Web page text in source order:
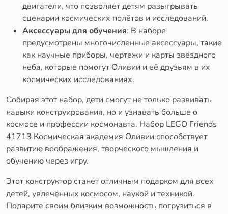
двигатели, что позволяет детям разыгрывать
сценарии космических полётов и исследований.
Аксессуары для обучения: В наборе
предусмотрены многочисленные аксессуары, такие
как научные приборы, чертежи и карты звёздного
неба, которые помогут Оливии и её друзьям в их
космических исследованиях.
Собирая этот набор, дети смогут не только развивать
навыки конструирования, но и узнавать больше о
космосе и профессии космонавта. Набор LEGO Friends
41713 Космическая академия Оливии способствует
развитию воображения, творческого мышления и
обучению через игру.
Этот конструктор станет отличным подарком для всех
детей, увлечённых космосом, наукой и техникой.
Подарите своим близким возможность погрузиться в